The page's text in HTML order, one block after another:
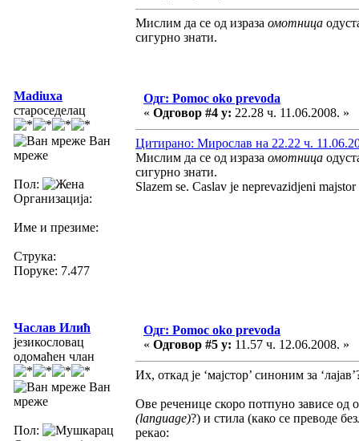
Мислим да се од израза омотница
сигурно знати.
Madiuxa
староседелац
Ван
мреже
Пол:
Организација:
Име и презиме:
Струка:
Поруке: 7.477
Одг: Pomoc oko prevoda
« Одговор #4 у: 22.28 ч. 11.06.2008. »
Цитирано: Мирослав на 22.22 ч.
Мислим да се од израза омотница
сигурно знати.
Slazem se. Caslav je neprevazidjeni
Часлав Илић
језикословац
одомаћен члан
Ван
мреже
Пол:
Одг: Pomoc oko prevoda
« Одговор #5 у: 11.57 ч. 12.06.2008. »
Их, откад је ‘мајстор’ синоним за
Ове реченице скоро потпуно зависе од
(language)?) и стила (како се преводе
рекао: